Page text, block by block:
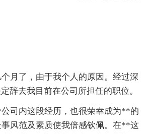
月了，由于我个人的原因。经过深
辞去我目前在公司所担任的职位。
司内这段经历，也很荣幸成为**的
风范及素质使我倍感钦佩。在**这